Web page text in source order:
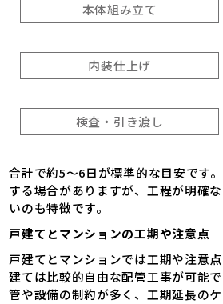
本体組み立て
内装仕上げ
検査・引き渡し
合計で約5～6日が標準的な目安です
する場合がありますが、工程が明確
いのも特徴です。
戸建てとマンションの工期や注意点
戸建てとマンションでは工期や注意
建ては比較的自由な配管工事が可能
管や設備の制約が多く、工期延長のケ